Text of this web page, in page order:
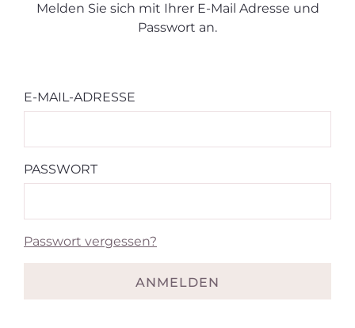
Melden Sie sich mit Ihrer E-Mail Adresse und
Passwort an.
E-MAIL-ADRESSE
PASSWORT
Passwort vergessen?
ANMELDEN